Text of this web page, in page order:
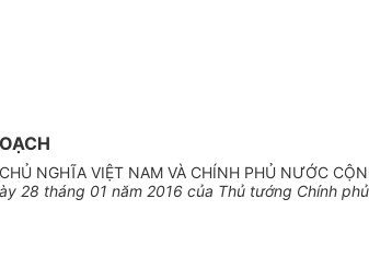
NGHĨA VIỆT NAM VÀ CHÍNH PHỦ NƯỚC
28 tháng 01 năm 2016 của Thủ tướng Chính